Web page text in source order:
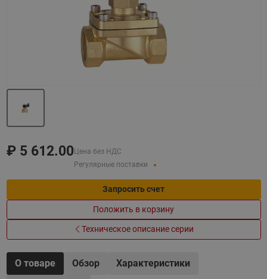
₽ 5 612.00 Цена без НДС
Регулярные поставки
Запросить счет
Положить в корзину
Техническое описание серии
О товаре Обзор
Характеристики